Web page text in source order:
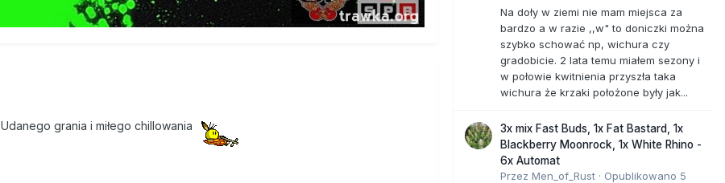
Udanego grania i miłego chillowania
Na doły w ziemi nie mam miejsca za
bardzo a w razie ,,w" to doniczki można
szybko schować np, wichura czy
gradobicie. 2 lata temu miałem sezony i
w połowie kwitnienia przyszła taka
wichura że krzaki położone były jak...
3x mix Fast Buds, 1x Fat Bastard, 1x
Blackberry Moonrock, 1x White Rhino -
6x Automat
Przez Men_of_Rust · Opublikowano 5